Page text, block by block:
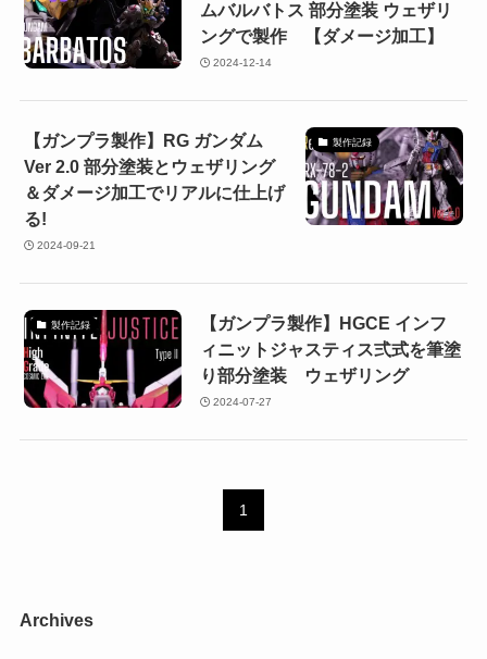
ムバルバトス 部分塗装 ウェザリ
ングで製作 【ダメージ加工】
2024-12-14
製作記録
【ガンプラ製作】RG ガンダム
Ver 2.0 部分塗装とウェザリング
＆ダメージ加工でリアルに仕上げ
る!
2024-09-21
製作記録
【ガンプラ製作】HGCE インフ
ィニットジャスティス弍式を筆塗
り部分塗装 ウェザリング
2024-07-27
1
Archives